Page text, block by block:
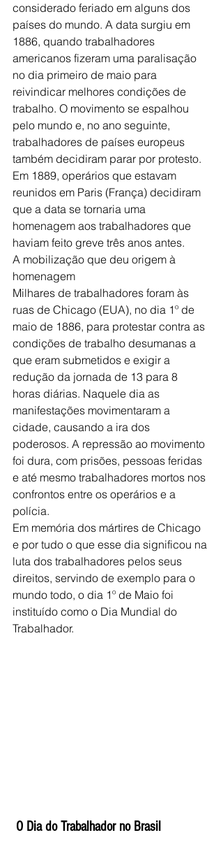
considerado feriado em alguns dos
países do mundo. A data surgiu em
1886, quando trabalhadores
americanos fizeram uma paralisação
no dia primeiro de maio para
reivindicar melhores condições de
trabalho. O movimento se espalhou
pelo mundo e, no ano seguinte,
trabalhadores de países europeus
também decidiram parar por protesto.
Em 1889, operários que estavam
reunidos em Paris (França) decidiram
que a data se tornaria uma
homenagem aos trabalhadores que
haviam feito greve três anos antes.
A mobilização que deu origem à
homenagem
Milhares de trabalhadores foram às
ruas de Chicago (EUA), no dia 1º de
maio de 1886, para protestar contra as
condições de trabalho desumanas a
que eram submetidos e exigir a
redução da jornada de 13 para 8
horas diárias. Naquele dia as
manifestações movimentaram a
cidade, causando a ira dos
poderosos. A repressão ao movimento
foi dura, com prisões, pessoas feridas
e até mesmo trabalhadores mortos nos
confrontos entre os operários e a
polícia.
Em memória dos mártires de Chicago
e por tudo o que esse dia significou na
luta dos trabalhadores pelos seus
direitos, servindo de exemplo para o
mundo todo, o dia 1º de Maio foi
instituído como o Dia Mundial do
Trabalhador.
O Dia do Trabalhador no Brasil